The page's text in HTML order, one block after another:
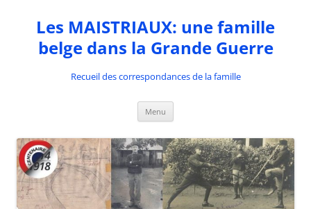
contenuLes MAISTRIAUX: une famille
belge dans la Grande Guerre
Recueil des correspondances de la famille
Menu